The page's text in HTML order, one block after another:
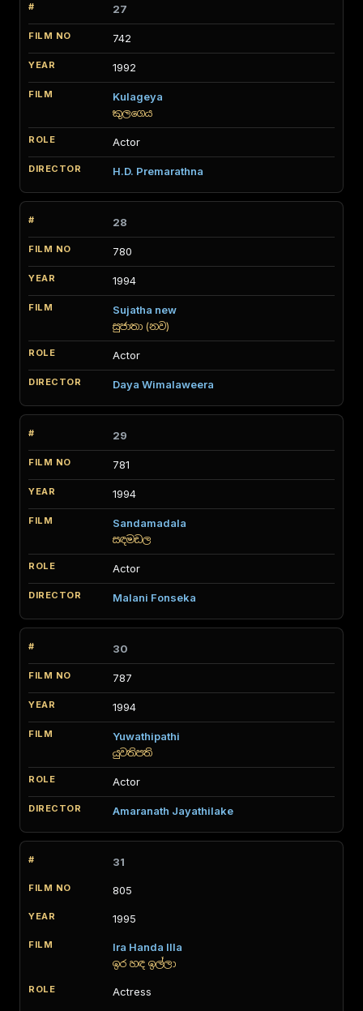
27
742
1992
Kulageya
කුලගෙය
Actor
H.D. Premarathna
28
780
1994
Sujatha new
සුජාතා (නව)
Actor
Daya Wimalaweera
29
781
1994
Sandamadala
සඳමඩල
Actor
Malani Fonseka
30
787
1994
Yuwathipathi
යුවතිපති
Actor
Amaranath Jayathilake
31
805
1995
Ira Handa Illa
ඉර හඳ ඉල්ලා
Actress